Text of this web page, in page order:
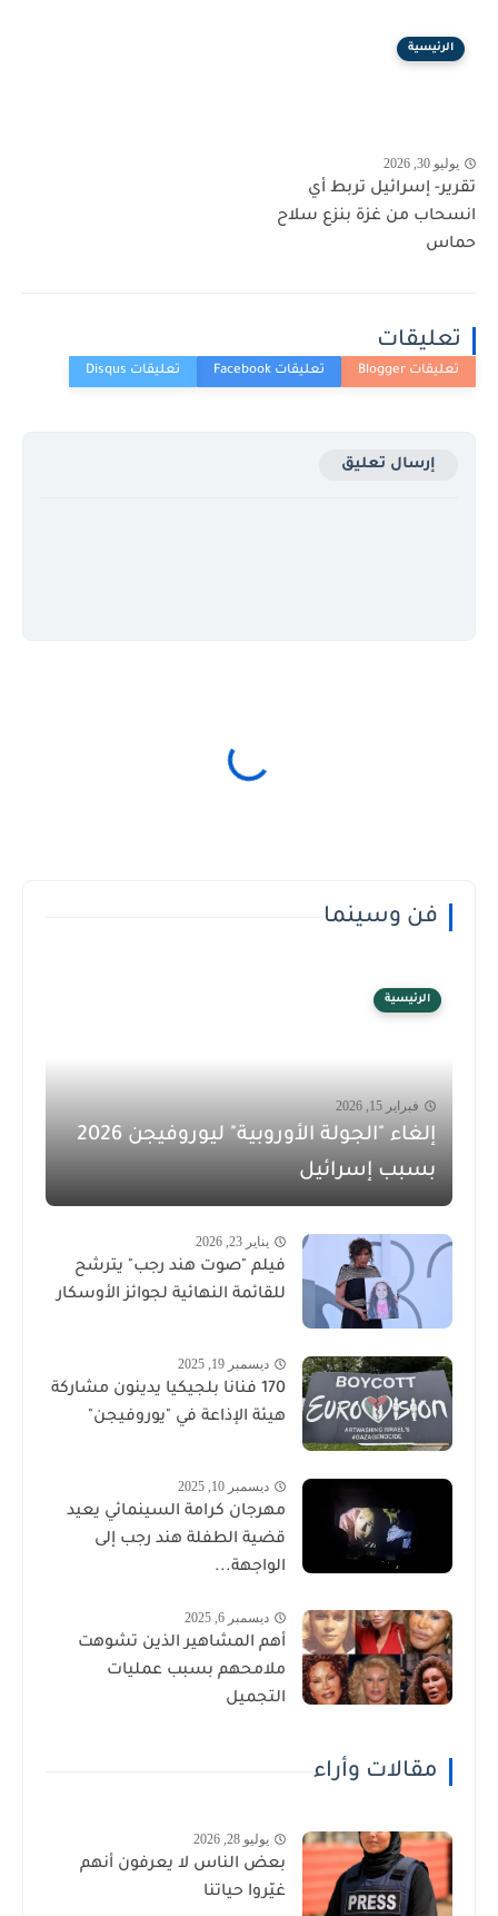
الرئيسية
يوليو 30, 2026
تقرير- إسرائيل تربط أي
انسحاب من غزة بنزع سلاح
حماس
تعليقات
إرسال تعليق
فن وسينما
الرئيسية
فبراير 15, 2026
إلغاء "الجولة الأوروبية" ليوروفيجن 2026
بسبب إسرائيل
يناير 23, 2026
فيلم "صوت هند رجب" يترشح
للقائمة النهائية لجوائز الأوسكار
ديسمبر 19, 2025
170 فنانا بلجيكيا يدينون مشاركة
هيئة الإذاعة في "يوروفيجن"
ديسمبر 10, 2025
مهرجان كرامة السينمائي يعيد
قضية الطفلة هند رجب إلى
الواجهة...
ديسمبر 6, 2025
أهم المشاهير الذين تشوهت
ملامحهم بسبب عمليات
التجميل
مقالات وأراء
يوليو 28, 2026
بعض الناس لا يعرفون أنهم
غيّروا حياتنا